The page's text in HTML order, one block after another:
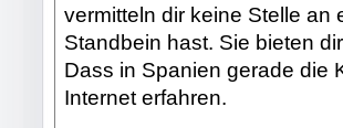
vermitteln dir keine Stelle an
Standbein hast. Sie bieten
Dass in Spanien gerade die
Internet erfahren.